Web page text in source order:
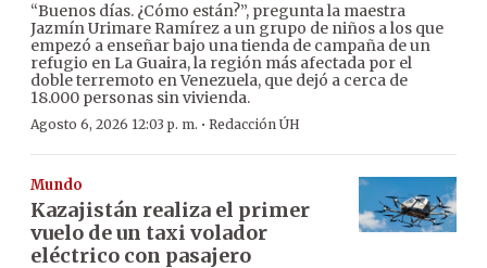
“Buenos días. ¿Cómo están?”, pregunta la maestra
Jazmín Urimare Ramírez a un grupo de niños a los que
empezó a enseñar bajo una tienda de campaña de un
refugio en La Guaira, la región más afectada por el
doble terremoto en Venezuela, que dejó a cerca de
18.000 personas sin vivienda.
Agosto 6, 2026 12:03 p. m. · Redacción ÚH
Mundo
Kazajistán realiza el primer
vuelo de un taxi volador
eléctrico con pasajero